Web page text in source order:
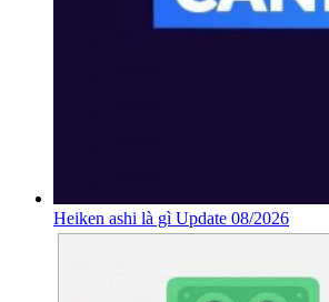
Heiken ashi là gì Update 08/2026